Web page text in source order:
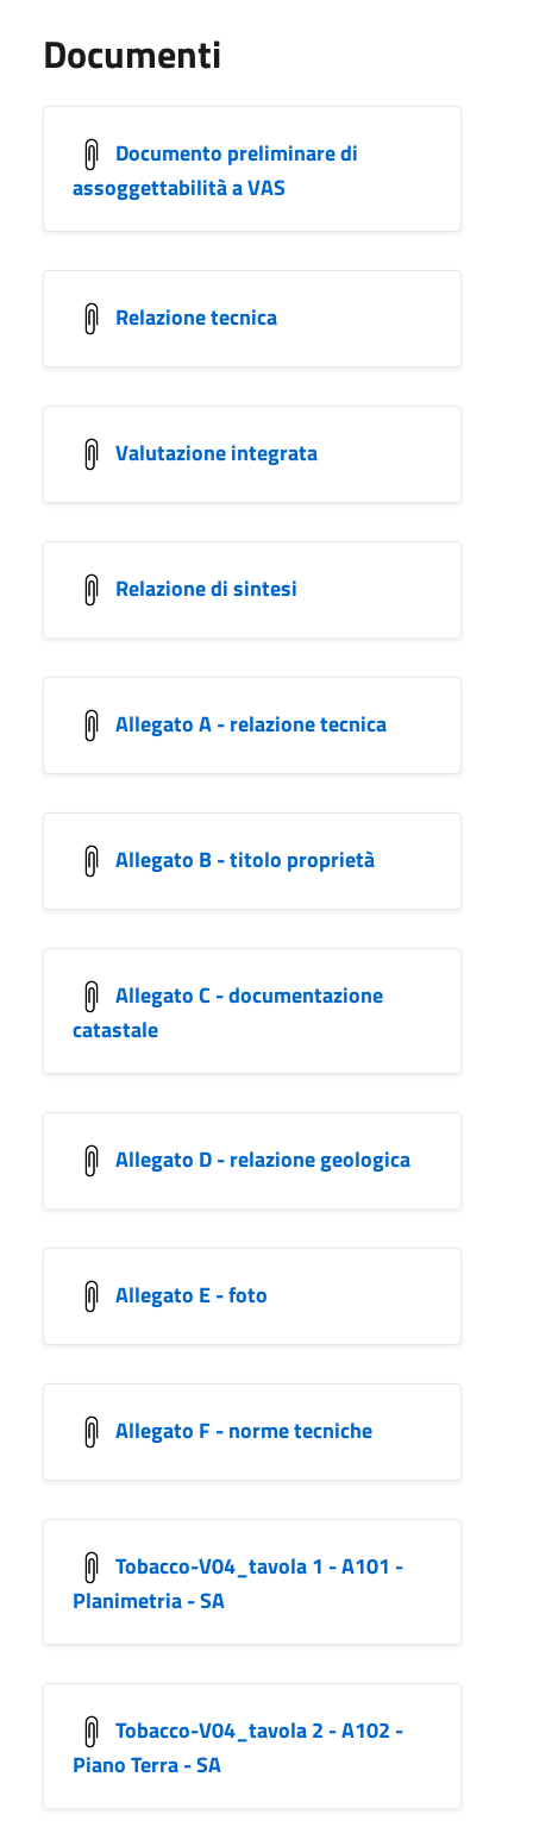
Documenti
Documento preliminare di
assoggettabilità a VAS
Relazione tecnica
Valutazione integrata
Relazione di sintesi
Allegato A - relazione tecnica
Allegato B - titolo proprietà
Allegato C - documentazione
catastale
Allegato D - relazione geologica
Allegato E - foto
Allegato F - norme tecniche
Tobacco-V04_tavola 1 - A101 -
Planimetria - SA
Tobacco-V04_tavola 2 - A102 -
Piano Terra - SA